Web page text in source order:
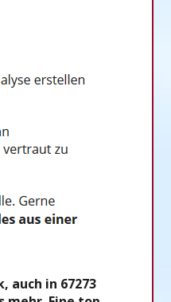
auch in 67273